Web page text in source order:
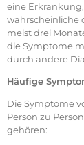
eine
wahrscheinliche
meist drei
die Symptome
durch andere
Häufige
Die Symptome
Person zu
gehören: